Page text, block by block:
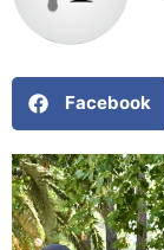
Facebook